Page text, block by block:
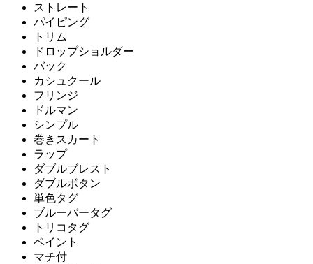
ストレート
パイピング
トリム
ドロップショルダー
バック
カシュクール
フリンジ
ドルマン
シンプル
巻きスカート
ラップ
ダブルブレスト
ダブルボタン
単色タグ
ブルーバータグ
トリコタグ
ペイント
マチ付